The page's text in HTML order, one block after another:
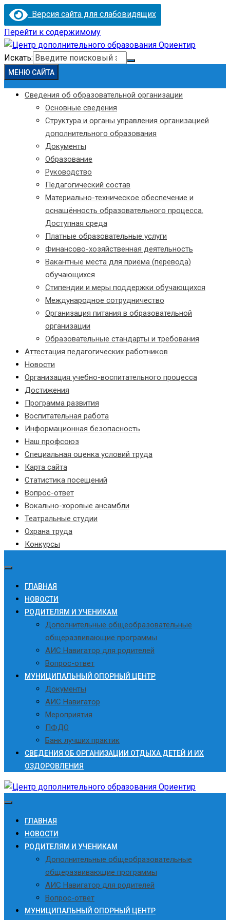
Версия сайта для слабовидящих
Перейти к содержимому
Искать:
МЕНЮ САЙТА
Сведения об образовательной организации
Основные сведения
Структура и органы управления организацией
дополнительного образования
Документы
Образование
Руководство
Педагогический состав
Материально-техническое обеспечение и
оснащённость образовательного процесса.
Доступная среда
Платные образовательные услуги
Финансово-хозяйственная деятельность
Вакантные места для приёма (перевода)
обучающихся
Стипендии и меры поддержки обучающихся
Международное сотрудничество
Организация питания в образовательной
организации
Образовательные стандарты и требования
Аттестация педагогических работников
Новости
Организация учебно-воспитательного процесса
Достижения
Программа развития
Воспитательная работа
Информационная безопасность
Наш профсоюз
Специальная оценка условий труда
Карта сайта
Статистика посещений
Вопрос-ответ
Вокально-хоровые ансамбли
Театральные студии
Охрана труда
Конкурсы
ГЛАВНАЯ
НОВОСТИ
РОДИТЕЛЯМ И УЧЕНИКАМ
Дополнительные общеобразовательные
общеразвивающие программы
АИС Навигатор для родителей
Вопрос-ответ
МУНИЦИПАЛЬНЫЙ ОПОРНЫЙ ЦЕНТР
Документы
АИС Навигатор
Мероприятия
ПФДО
Банк лучших практик
СВЕДЕНИЯ ОБ ОРГАНИЗАЦИИ ОТДЫХА ДЕТЕЙ И ИХ
ОЗДОРОВЛЕНИЯ
ГЛАВНАЯ
НОВОСТИ
РОДИТЕЛЯМ И УЧЕНИКАМ
Дополнительные общеобразовательные
общеразвивающие программы
АИС Навигатор для родителей
Вопрос-ответ
МУНИЦИПАЛЬНЫЙ ОПОРНЫЙ ЦЕНТР